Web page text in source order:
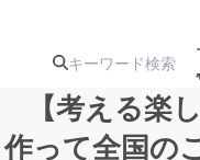
【考える楽
作って全国の